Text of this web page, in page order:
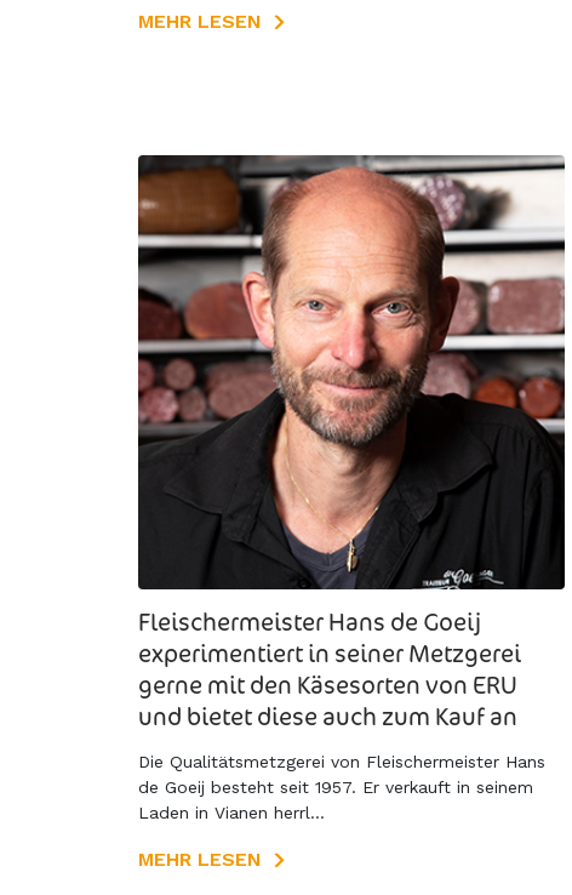
MEHR LESEN
Fleischermeister Hans de Goeij
experimentiert in seiner Metzgerei
gerne mit den Käsesorten von ERU
und bietet diese auch zum Kauf an
Die Qualitätsmetzgerei von Fleischermeister Hans
de Goeij besteht seit 1957. Er verkauft in seinem
Laden in Vianen herrl...
MEHR LESEN